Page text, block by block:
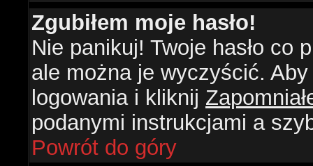
Zgubiłem moje hasło!
Nie panikuj! Twoje hasło co
ale można je wyczyścić.
logowania i kliknij
podanymi instrukcjami a
Powrót do góry